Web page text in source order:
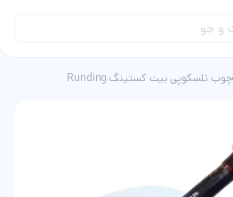
چوب تلسکوپی بیت کستینگ Runding